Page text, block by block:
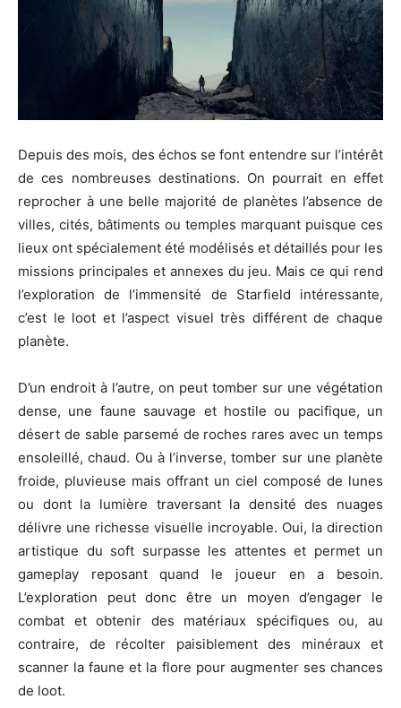
Depuis des mois, des échos se font entendre sur l’intérêt
de ces nombreuses destinations. On pourrait en effet
reprocher à une belle majorité de planètes l’absence de
villes, cités, bâtiments ou temples marquant puisque ces
lieux ont spécialement été modélisés et détaillés pour les
missions principales et annexes du jeu. Mais ce qui rend
l’exploration de l’immensité de Starfield intéressante,
c’est le loot et l’aspect visuel très différent de chaque
planète.
D’un endroit à l’autre, on peut tomber sur une végétation
dense, une faune sauvage et hostile ou pacifique, un
désert de sable parsemé de roches rares avec un temps
ensoleillé, chaud. Ou à l’inverse, tomber sur une planète
froide, pluvieuse mais offrant un ciel composé de lunes
ou dont la lumière traversant la densité des nuages
délivre une richesse visuelle incroyable. Oui, la direction
artistique du soft surpasse les attentes et permet un
gameplay reposant quand le joueur en a besoin.
L’exploration peut donc être un moyen d’engager le
combat et obtenir des matériaux spécifiques ou, au
contraire, de récolter paisiblement des minéraux et
scanner la faune et la flore pour augmenter ses chances
de loot.